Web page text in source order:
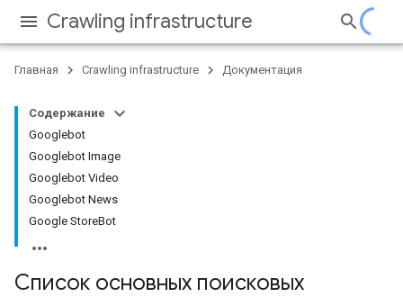
Crawling infrastructure
Главная Crawling infrastructure Документация
Содержание
Googlebot
Googlebot Image
Googlebot Video
Googlebot News
Google StoreBot
Список основных поисковых